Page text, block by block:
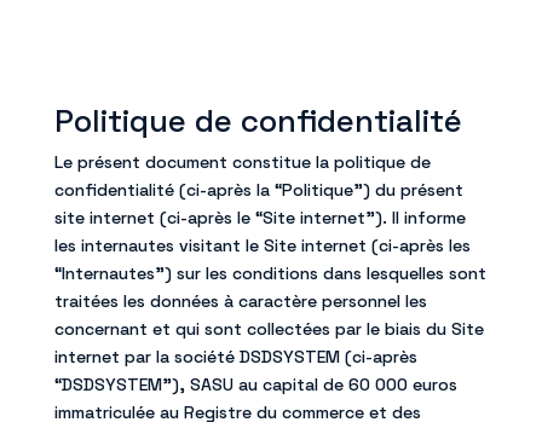
Politique de confidentialité
Le présent document constitue la politique de
confidentialité (ci-après la “Politique”) du présent
site internet (ci-après le “Site internet”). Il informe
les internautes visitant le Site internet (ci-après les
“Internautes”) sur les conditions dans lesquelles sont
traitées les données à caractère personnel les
concernant et qui sont collectées par le biais du Site
internet par la société DSDSYSTEM (ci-après
“DSDSYSTEM”), SASU au capital de 60 000 euros
immatriculée au Registre du commerce et des